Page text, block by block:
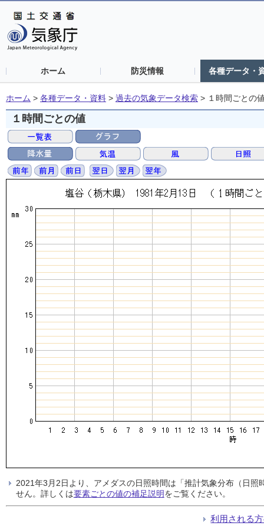
ホーム 防災情報 各種データ・
ホーム > 各種データ・資料 > 過去の気象データ検索 > １時間ごとの
１時間ごとの値
2021年3月2日より、アメダスの日照時間は「推計気象分布（日
せん。詳しくは要素ごとの値の補足説明をご覧ください。
利用される